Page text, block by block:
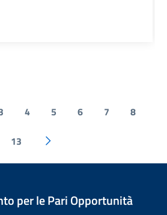
4 5 6 7 8
13
per le Pari Opportunità